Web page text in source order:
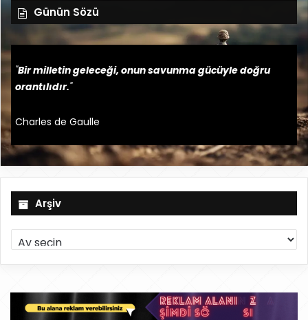
Günün Sözü
"Bir milletin geleceği, onun savunma gücüyle doğru
orantılıdır."
Charles de Gaulle
Arşiv
r
ş
v